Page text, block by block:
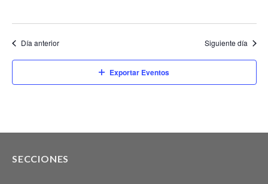
Día anterior Siguiente día
Exportar Eventos
SECCIONES